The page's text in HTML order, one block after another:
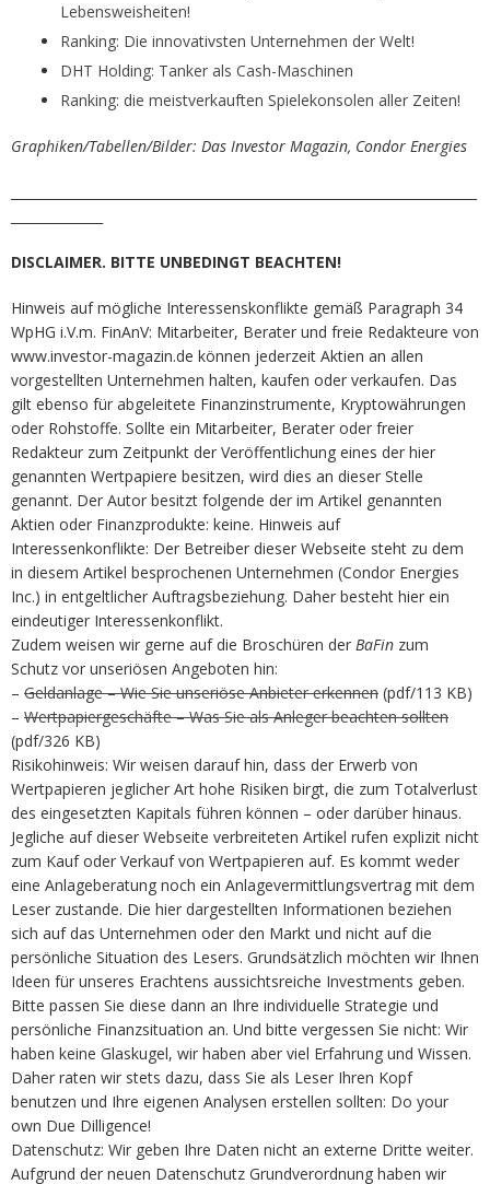
Lebensweisheiten!
Ranking: Die innovativsten Unternehmen der Welt!
DHT Holding: Tanker als Cash-Maschinen
Ranking: die meistverkauften Spielekonsolen aller Zeiten!
Graphiken/Tabellen/Bilder: Das Investor Magazin, Condor Energies
DISCLAIMER. BITTE UNBEDINGT BEACHTEN!
Hinweis auf mögliche Interessenskonflikte gemäß Paragraph 34
WpHG i.V.m. FinAnV: Mitarbeiter, Berater und freie Redakteure von
www.investor-magazin.de können jederzeit Aktien an allen
vorgestellten Unternehmen halten, kaufen oder verkaufen. Das
gilt ebenso für abgeleitete Finanzinstrumente, Kryptowährungen
oder Rohstoffe. Sollte ein Mitarbeiter, Berater oder freier
Redakteur zum Zeitpunkt der Veröffentlichung eines der hier
genannten Wertpapiere besitzen, wird dies an dieser Stelle
genannt. Der Autor besitzt folgende der im Artikel genannten
Aktien oder Finanzprodukte: keine. Hinweis auf
Interessenkonflikte: Der Betreiber dieser Webseite steht zu dem
in diesem Artikel besprochenen Unternehmen (Condor Energies
Inc.) in entgeltlicher Auftragsbeziehung. Daher besteht hier ein
eindeutiger Interessenkonflikt.
Zudem weisen wir gerne auf die Broschüren der BaFin zum
Schutz vor unseriösen Angeboten hin:
– Geldanlage – Wie Sie unseriöse Anbieter erkennen (pdf/113 KB)
– Wertpapiergeschäfte – Was Sie als Anleger beachten sollten
(pdf/326 KB)
Risikohinweis: Wir weisen darauf hin, dass der Erwerb von
Wertpapieren jeglicher Art hohe Risiken birgt, die zum Totalverlust
des eingesetzten Kapitals führen können – oder darüber hinaus.
Jegliche auf dieser Webseite verbreiteten Artikel rufen explizit nicht
zum Kauf oder Verkauf von Wertpapieren auf. Es kommt weder
eine Anlageberatung noch ein Anlagevermittlungsvertrag mit dem
Leser zustande. Die hier dargestellten Informationen beziehen
sich auf das Unternehmen oder den Markt und nicht auf die
persönliche Situation des Lesers. Grundsätzlich möchten wir Ihnen
Ideen für unseres Erachtens aussichtsreiche Investments geben.
Bitte passen Sie diese dann an Ihre individuelle Strategie und
persönliche Finanzsituation an. Und bitte vergessen Sie nicht: Wir
haben keine Glaskugel, wir haben aber viel Erfahrung und Wissen.
Daher raten wir stets dazu, dass Sie als Leser Ihren Kopf
benutzen und Ihre eigenen Analysen erstellen sollten: Do your
own Due Dilligence!
Datenschutz: Wir geben Ihre Daten nicht an externe Dritte weiter.
Aufgrund der neuen Datenschutz Grundverordnung haben wir